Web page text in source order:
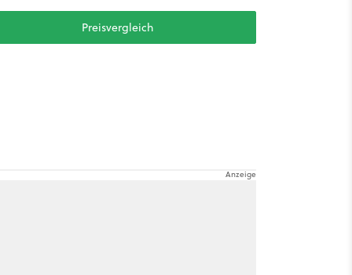
Preisvergleich